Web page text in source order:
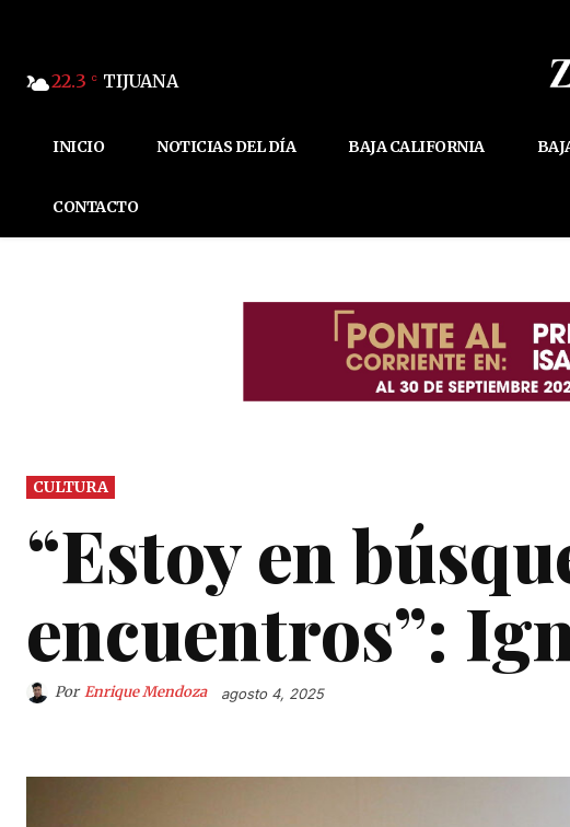
22.3 C TIJUANA
INICIO NOTICIAS DEL DÍA BAJA CALIFORNIA
CONTACTO
CULTURA
“Estoy en
encuentros”:
Por Enrique Mendoza agosto 4, 2025